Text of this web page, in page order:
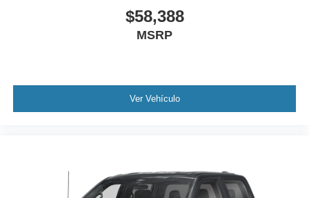
$58,388
MSRP
Ver Vehículo